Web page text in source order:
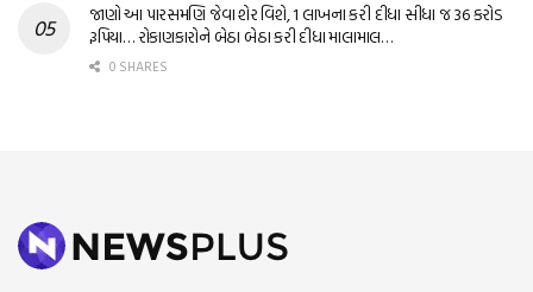
જાણો આ પારસમણિ જેવા શેર વિશે, 1 લાખના કરી દીધા સીધા જ 36 કરોડ
રૂપિયા… રોકાણકારોને બેઠા બેઠા કરી દીધા માલામાલ…
0 SHARES